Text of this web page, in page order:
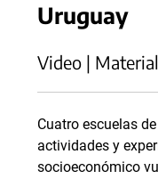
Uruguay
Video |
Cuatro escuelas
actividades y
socioeconómico